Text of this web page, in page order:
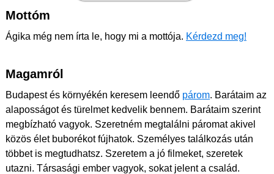
Mottóm
Ágika még nem írta le, hogy mi a mottója. Kérdezd meg!
Magamról
Budapest és környékén keresem leendő párom. Barátaim az
alaposságot és türelmet kedvelik bennem. Barátaim szerint
megbízható vagyok. Szeretném megtalálni páromat akivel
közös élet buborékot fújhatok. Személyes találkozás után
többet is megtudhatsz. Szeretem a jó filmeket, szeretek
utazni. Társasági ember vagyok, sokat jelent a család.